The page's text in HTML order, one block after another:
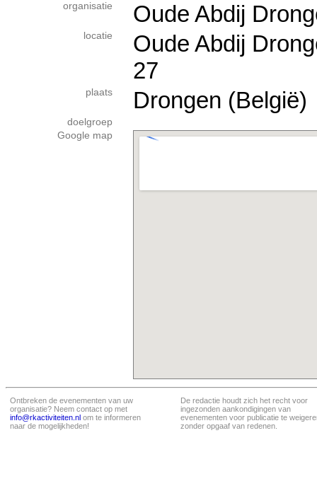
organisatie Oude Abdij
locatie
Oude Abdij
27
plaats Drongen (België)
doelgroep
Google map
Ontbreken de evenementen van uw
organisatie? Neem contact op met
info@rkactiviteiten.nl om te informeren
naar de mogelijkheden!
De redactie houdt zich het recht voor
ingezonden aankondigingen van
evenementen voor publicatie te
zonder opgaaf van redenen.